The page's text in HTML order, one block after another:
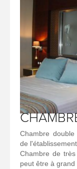
Chambre
de l'établissement.
Chambre de
peut être à grand